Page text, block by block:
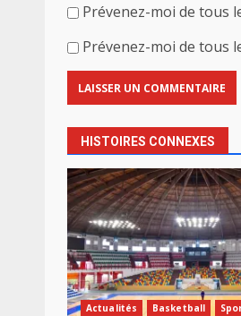
Prévenez-moi de tous
Prévenez-moi de tous
HISTOIRES CONNEXES
Actualités Basketball